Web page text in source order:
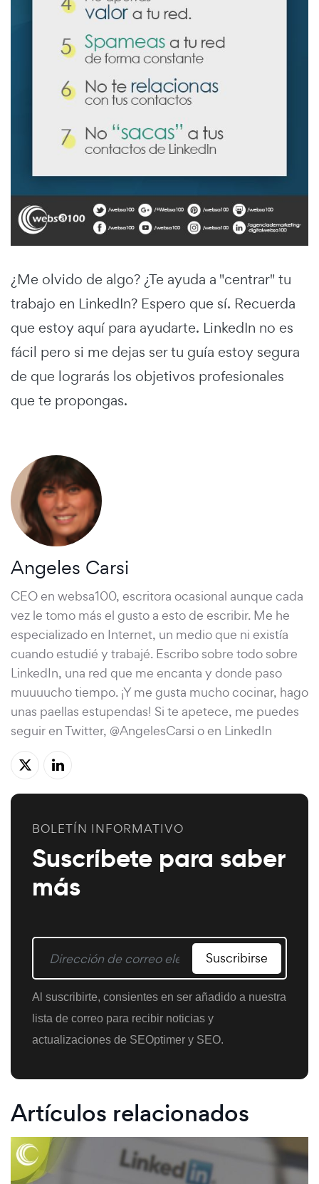
¿Me olvido de algo? ¿Te ayuda a "centrar" tu
trabajo en LinkedIn? Espero que sí. Recuerda
que estoy aquí para ayudarte. LinkedIn no es
fácil pero si me dejas ser tu guía estoy segura
de que lograrás los objetivos profesionales
que te propongas.
Angeles Carsi
CEO en websa100, escritora ocasional aunque cada
vez le tomo más el gusto a esto de escribir. Me he
especializado en Internet, un medio que ni existía
cuando estudié y trabajé. Escribo sobre todo sobre
LinkedIn, una red que me encanta y donde paso
muuuucho tiempo. ¡Y me gusta mucho cocinar, hago
unas paellas estupendas! Si te apetece, me puedes
seguir en Twitter, @AngelesCarsi o en LinkedIn
BOLETÍN INFORMATIVO
Suscríbete para saber
más
Suscribirse
Al suscribirte, consientes en ser añadido a nuestra
lista de correo para recibir noticias y
actualizaciones de SEOptimer y SEO.
Artículos relacionados